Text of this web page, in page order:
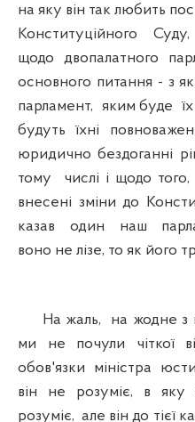
на яку він так любить
Конституційного
щодо двопалатного
основного питання - з
парламент, яким буде
будуть їхні
юридично бездоганні
тому числі і щодо
внесені зміни до
казав один наш
воно не лізе, то як його
На жаль, на жодне з
ми не почули чіткої
обов'язки міністра
він не розуміє, в яку
розуміє, але він до тієї